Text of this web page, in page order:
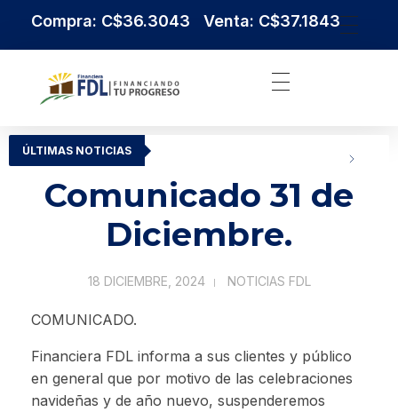
Compra: C$36.3043 Venta: C$37.1843
ÚLTIMAS NOTICIAS
Comunicado 31 de
Diciembre.
18 DICIEMBRE, 2024 NOTICIAS FDL
COMUNICADO.
Financiera FDL informa a sus clientes y público
en general que por motivo de las celebraciones
navideñas y de año nuevo, suspenderemos